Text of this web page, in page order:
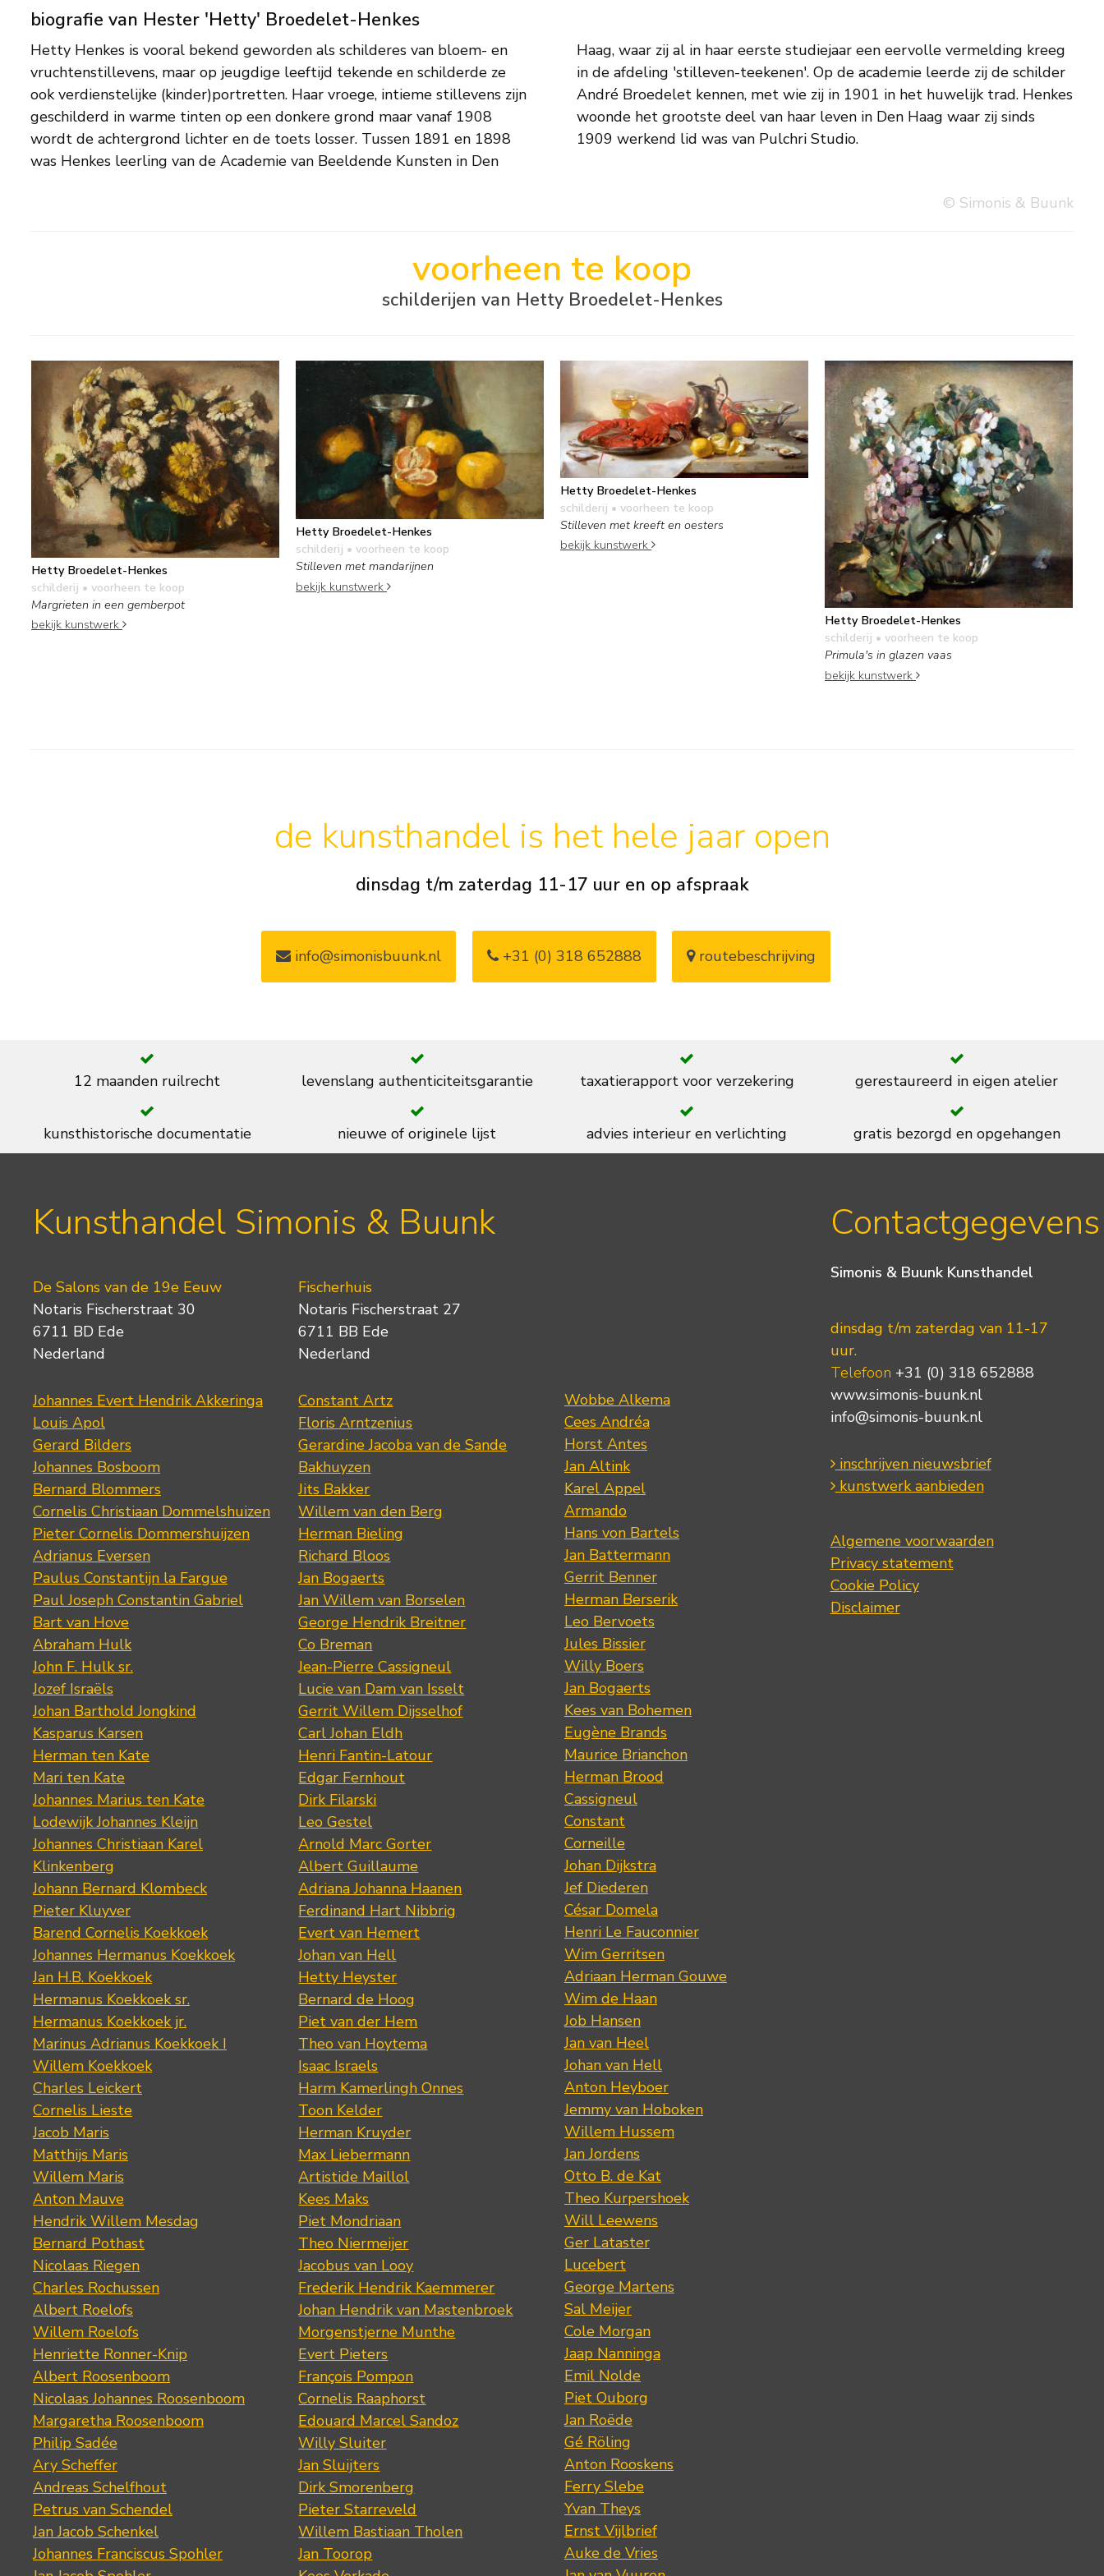
biografie van Hester 'Hetty' Broedelet-Henkes
Hetty Henkes is vooral bekend geworden als schilderes van bloem- en
vruchtenstillevens, maar op jeugdige leeftijd tekende en schilderde ze
ook verdienstelijke (kinder)portretten. Haar vroege, intieme stillevens zijn
geschilderd in warme tinten op een donkere grond maar vanaf 1908
wordt de achtergrond lichter en de toets losser. Tussen 1891 en 1898
was Henkes leerling van de Academie van Beeldende Kunsten in Den
Haag, waar zij al in haar eerste studiejaar een eervolle vermelding kreeg
in de afdeling 'stilleven-teekenen'. Op de academie leerde zij de schilder
André Broedelet kennen, met wie zij in 1901 in het huwelijk trad. Henkes
woonde het grootste deel van haar leven in Den Haag waar zij sinds
1909 werkend lid was van Pulchri Studio.
© Simonis & Buunk
voorheen te koop
schilderijen van Hetty Broedelet-Henkes
Hetty Broedelet-Henkes
schilderij • voorheen te koop
Margrieten in een gemberpot
bekijk kunstwerk
Hetty Broedelet-Henkes
schilderij • voorheen te koop
Stilleven met mandarijnen
bekijk kunstwerk
Hetty Broedelet-Henkes
schilderij • voorheen te koop
Stilleven met kreeft en oesters
bekijk kunstwerk
Hetty Broedelet-Henkes
schilderij • voorheen te koop
Primula's in glazen vaas
bekijk kunstwerk
de kunsthandel is het hele jaar open
dinsdag t/m zaterdag 11-17 uur en op afspraak
info@simonisbuunk.nl +31 (0) 318 652888 routebeschrijving
12 maanden ruilrecht levenslang authenticiteitsgarantie taxatierapport voor verzekering gerestaureerd in eigen atelier
kunsthistorische documentatie nieuwe of originele lijst advies interieur en verlichting gratis bezorgd en opgehangen
Kunsthandel Simonis & Buunk
De Salons van de 19e Eeuw
Notaris Fischerstraat 30
6711 BD Ede
Nederland
Johannes Evert Hendrik Akkeringa
Louis Apol
Gerard Bilders
Johannes Bosboom
Bernard Blommers
Cornelis Christiaan Dommelshuizen
Pieter Cornelis Dommershuijzen
Adrianus Eversen
Paulus Constantijn la Fargue
Paul Joseph Constantin Gabriel
Bart van Hove
Abraham Hulk
John F. Hulk sr.
Jozef Israëls
Johan Barthold Jongkind
Kasparus Karsen
Herman ten Kate
Mari ten Kate
Johannes Marius ten Kate
Lodewijk Johannes Kleijn
Johannes Christiaan Karel
Klinkenberg
Johann Bernard Klombeck
Pieter Kluyver
Barend Cornelis Koekkoek
Johannes Hermanus Koekkoek
Jan H.B. Koekkoek
Hermanus Koekkoek sr.
Hermanus Koekkoek jr.
Marinus Adrianus Koekkoek I
Willem Koekkoek
Charles Leickert
Cornelis Lieste
Jacob Maris
Matthijs Maris
Willem Maris
Anton Mauve
Hendrik Willem Mesdag
Bernard Pothast
Nicolaas Riegen
Charles Rochussen
Albert Roelofs
Willem Roelofs
Henriette Ronner-Knip
Albert Roosenboom
Nicolaas Johannes Roosenboom
Margaretha Roosenboom
Philip Sadée
Ary Scheffer
Andreas Schelfhout
Petrus van Schendel
Jan Jacob Schenkel
Johannes Franciscus Spohler
Fischerhuis
Notaris Fischerstraat 27
6711 BB Ede
Nederland
Constant Artz
Floris Arntzenius
Gerardine Jacoba van de Sande
Bakhuyzen
Jits Bakker
Willem van den Berg
Herman Bieling
Richard Bloos
Jan Bogaerts
Jan Willem van Borselen
George Hendrik Breitner
Co Breman
Jean-Pierre Cassigneul
Lucie van Dam van Isselt
Gerrit Willem Dijsselhof
Carl Johan Eldh
Henri Fantin-Latour
Edgar Fernhout
Dirk Filarski
Leo Gestel
Arnold Marc Gorter
Albert Guillaume
Adriana Johanna Haanen
Ferdinand Hart Nibbrig
Evert van Hemert
Johan van Hell
Hetty Heyster
Bernard de Hoog
Piet van der Hem
Theo van Hoytema
Isaac Israels
Harm Kamerlingh Onnes
Toon Kelder
Herman Kruyder
Max Liebermann
Artistide Maillol
Kees Maks
Piet Mondriaan
Theo Niermeijer
Jacobus van Looy
Frederik Hendrik Kaemmerer
Johan Hendrik van Mastenbroek
Morgenstjerne Munthe
Evert Pieters
François Pompon
Cornelis Raaphorst
Edouard Marcel Sandoz
Willy Sluiter
Jan Sluijters
Dirk Smorenberg
Pieter Starreveld
Willem Bastiaan Tholen
Jan Toorop
Wobbe Alkema
Cees Andréa
Horst Antes
Jan Altink
Karel Appel
Armando
Hans von Bartels
Jan Battermann
Gerrit Benner
Herman Berserik
Leo Bervoets
Jules Bissier
Willy Boers
Jan Bogaerts
Kees van Bohemen
Eugène Brands
Maurice Brianchon
Herman Brood
Cassigneul
Constant
Corneille
Johan Dijkstra
Jef Diederen
César Domela
Henri Le Fauconnier
Wim Gerritsen
Adriaan Herman Gouwe
Wim de Haan
Job Hansen
Jan van Heel
Johan van Hell
Anton Heyboer
Jemmy van Hoboken
Willem Hussem
Jan Jordens
Otto B. de Kat
Theo Kurpershoek
Will Leewens
Ger Lataster
Lucebert
George Martens
Sal Meijer
Cole Morgan
Jaap Nanninga
Emil Nolde
Piet Ouborg
Jan Roëde
Gé Röling
Anton Rooskens
Ferry Slebe
Yvan Theys
Ernst Vijlbrief
Auke de Vries
Contactgegevens
Simonis & Buunk Kunsthandel
dinsdag t/m zaterdag van 11-17
uur.
Telefoon +31 (0) 318 652888
www.simonis-buunk.nl
info@simonis-buunk.nl
inschrijven nieuwsbrief
kunstwerk aanbieden
Algemene voorwaarden
Privacy statement
Cookie Policy
Disclaimer